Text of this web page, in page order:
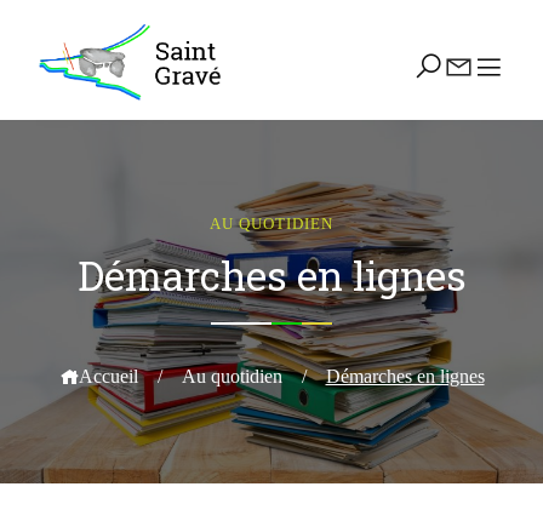
AU QUOTIDIEN
Démarches en lignes
Accueil / Au quotidien / Démarches en lignes